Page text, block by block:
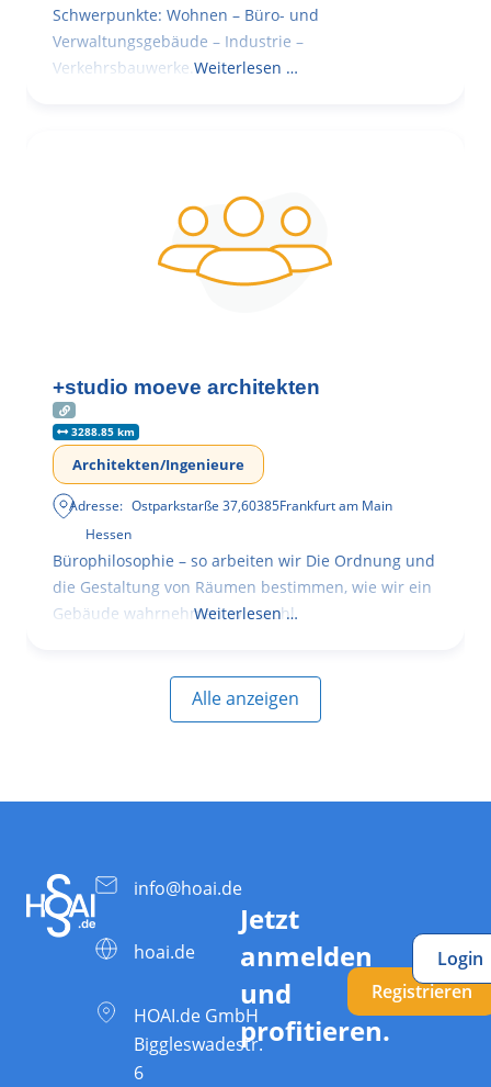
Schwerpunkte: Wohnen – Büro- und
Verwaltungsgebäude – Industrie –
Verkehrsbauwerke. Weiterlesen …
+studio moeve architekten
3288.85 km
Architekten/Ingenieure
Adresse: Ostparkstarße 37,60385Frankfurt am Main
Hessen
Bürophilosophie – so arbeiten wir Die Ordnung und
die Gestaltung von Räumen bestimmen, wie wir ein
Gebäude wahrnehmen, wie wohl
Weiterlesen …
Alle anzeigen
info@hoai.de
hoai.de
HOAI.de GmbH
Biggleswadestr.
6
Jetzt
anmelden
und
profitieren.
Registrieren
Login